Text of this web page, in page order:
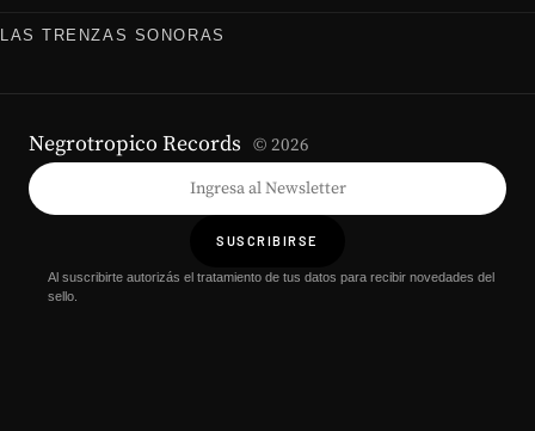
LAS TRENZAS SONORAS
Negrotropico Records © 2026
SUSCRIBIRSE
Al suscribirte autorizás el tratamiento de tus datos para recibir novedades del
sello.